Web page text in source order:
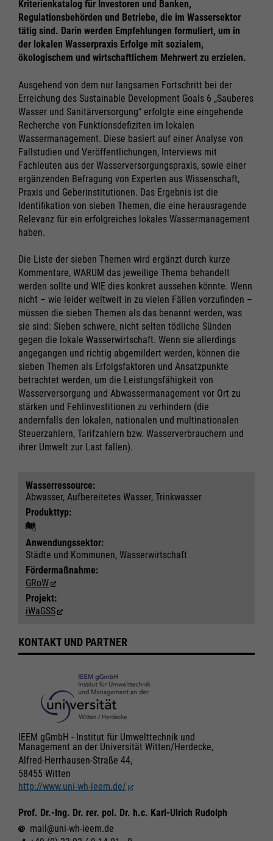
Kriterienkatalog für Investoren und Banken,
Regulationsbehörden und Betriebe, die im Wassersektor
tätig sind. Darin werden Empfehlungen formuliert, um in
der lokalen Wasserpraxis Erfolge mit sozialem,
ökologischem und wirtschaftlichem Mehrwert zu erzielen.
Ausgehend von dem nur langsamen Fortschritt bei der
Erreichung des Sustainable Development Goals 6 „Sauberes
Wasser und Sanitärversorgung“ erfolgte eine eingehende
Recherche von Funktionsdefiziten im lokalen
Wassermanagement. Diese basiert auf einer Analyse von
Fallstudien und Veröffentlichungen, Interviews mit
Fachleuten aus der Wasserversorgungspraxis, sowie einer
ergänzenden Befragung von Experten aus Wissenschaft,
Praxis und Geberinstitutionen. Das Ergebnis ist die
Identifikation von sieben Themen, die eine herausragende
Relevanz für ein erfolgreiches lokales Wassermanagement
haben.
Die Liste der sieben Themen wird ergänzt durch kurze
Kommentare, WARUM das jeweilige Thema behandelt
werden sollte und WIE dies konkret aussehen könnte. Wenn
nicht – wie leider weltweit in zu vielen Fällen vorzufinden –
müssen die sieben Themen als das benannt werden, was
sie sind: Sieben schwere, nicht selten tödliche Sünden
gegen die lokale Wasserwirtschaft. Wenn sie allerdings
angegangen und richtig abgemildert werden, können die
sieben Themen als Erfolgsfaktoren und Ansatzpunkte
betrachtet werden, um die Leistungsfähigkeit von
Wasserversorgung und Abwassermanagement vor Ort zu
stärken und Fehlinvestitionen zu verhindern (die
andernfalls den lokalen, nationalen und multinationalen
Steuerzahlern, Tarifzahlern bzw. Wasserverbrauchern und
ihrer Umwelt zur Last fallen).
Wasser­ressource:
Abwasser, Aufbereitetes Wasser, Trinkwasser
Produkttyp:
Anwendungs­sektor:
Städte und Kommunen, Wasserwirtschaft
Fördermaßnahme:
GRoW
Projekt:
iWaGSS
KONTAKT UND PARTNER
IEEM gGmbH - Institut für Umwelttechnik und
Management an der Universität Witten/Herdecke,
Alfred-Herrhausen-Straße 44,
58455 Witten
http://www.uni-wh-ieem.de/
Prof. Dr.-Ing. Dr. rer. pol. Dr. h.c. Karl-Ulrich Rudolph
mail@uni-wh-ieem.de
Notwendig
Cookie Informationen anzeigen
Marketing und Statistik
Cookie Informationen anzeigen
Alle akzeptieren
Speichern
Ablehnen
Impressum Datenschutz
Notwendig
Cookie Informationen anzeigen
Marketing und Statistik
Cookie Informationen anzeigen
Alle akzeptieren
Speichern
Ablehnen
Impressum Datenschutz